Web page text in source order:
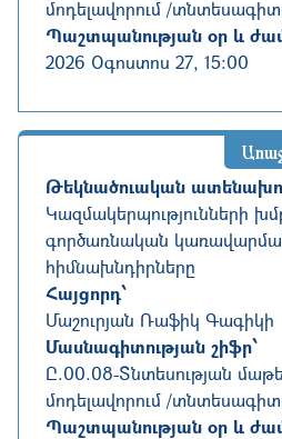
մոդելավորում /
Պաշտպանության օր և
2026 Օգոստոս 27, 15:00
Թեկնածուական
Կազմակերպությունների
գործառնական
հիմնախնդիրները
Հայցորդ՝
Մաշուրյան Ռաֆիկ Գագիկի
Մասնագիտության շիֆր՝
Ը.00.08-Տնտեսության
մոդելավորում /
Պաշտպանության օր և